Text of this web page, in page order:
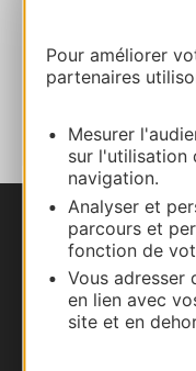
Pour améliorer
partenaires
Mesurer
sur l'utilisation
navigation.
Analyser et
parcours et
fonction de
Vous adresser
en lien avec
site et en
AJOUTER
Nous
Carte